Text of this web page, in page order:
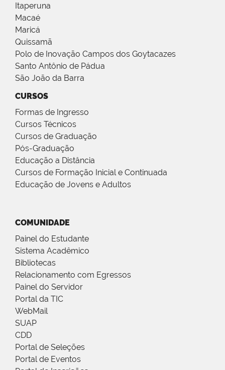
Itaperuna
Macaé
Maricá
Quissamã
Polo de Inovação Campos dos Goytacazes
Santo Antônio de Pádua
São João da Barra
CURSOS
Formas de Ingresso
Cursos Técnicos
Cursos de Graduação
Pós-Graduação
Educação a Distância
Cursos de Formação Inicial e Continuada
Educação de Jovens e Adultos
COMUNIDADE
Painel do Estudante
Sistema Acadêmico
Bibliotecas
Relacionamento com Egressos
Painel do Servidor
Portal da TIC
WebMail
SUAP
CDD
Portal de Seleções
Portal de Eventos